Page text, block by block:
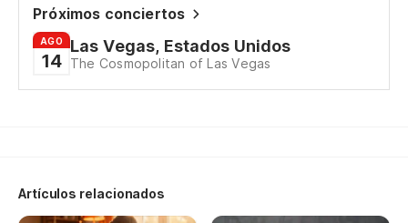
Próximos conciertos
AGO
14
Las Vegas, Estados Unidos
The Cosmopolitan of Las Vegas
Artículos relacionados